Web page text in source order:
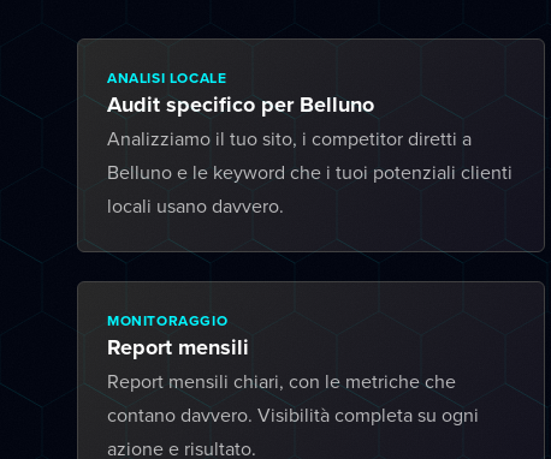
ANALISI LOCALE
Audit specifico per Belluno
Analizziamo il tuo sito, i competitor diretti a
Belluno e le keyword che i tuoi potenziali clienti
locali usano davvero.
MONITORAGGIO
Report mensili
Report mensili chiari, con le metriche che
contano davvero. Visibilità completa su ogni
azione e risultato.